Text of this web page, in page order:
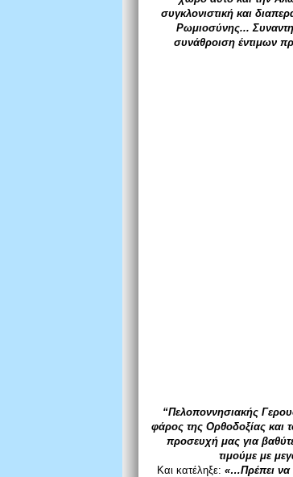
συγκλονιστική και
Ρωμιοσύνης...
συνάθροιση έντιμων
“Πελοποννησιακής
φάρος της Ορθοδοξίας και
προσευχή μας για
τιμούμε με
Και κατέληξε: «…Πρέπει να